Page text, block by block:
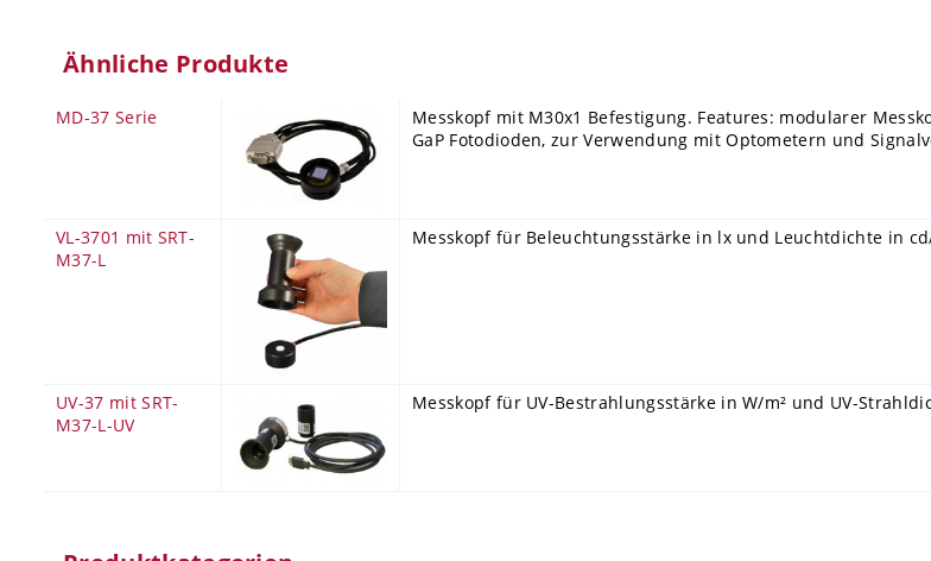
Ähnliche Produkte
MD-37 Serie
Messkopf mit M30x1 Befestigung. Features: modularer
GaP Fotodioden, zur Verwendung mit Optometern und
VL-3701 mit SRT-
M37-L
Messkopf für Beleuchtungsstärke in lx und Leuchtdichte in
UV-37 mit SRT-
M37-L-UV
Messkopf für UV-Bestrahlungsstärke in W/m² und UV-